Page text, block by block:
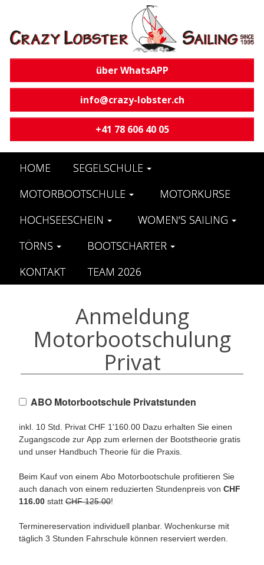
über WhatsAPP
info@crazy-lobster.ch
+41 78 606 40 05
HOME
SEGELSCHULE
MOTORBOOTSCHULE
MOTORKURSE
HOCHSEESCHEIN
WOMEN‘S SAILING
TÖRNS
BOOTSCHARTER
KONTAKT
TEAM 2026
Anmeldung
Motorbootschulung
Privat